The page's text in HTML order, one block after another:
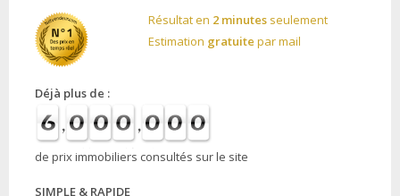
Résultat en 2 minutesseulement
Estimation gratuite par mail
Déjà plus de :
de prix immobiliers consultés sur le site
SIMPLE & RAPIDE